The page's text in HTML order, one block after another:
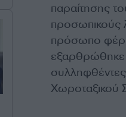
παραίτησης
προσωπικούς
πρόσωπο
Χωροταξικού